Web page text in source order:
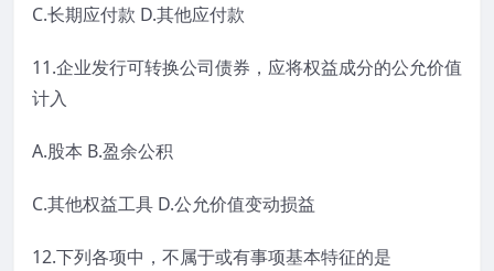
C.长期应付款 D.其他应付款
11.企业发行可转换公司债券，应将权益成分的公允价值
计入
A.股本 B.盈余公积
C.其他权益工具 D.公允价值变动损益
12.下列各项中，不属于或有事项基本特征的是